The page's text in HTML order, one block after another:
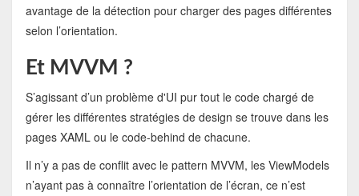
avantage de la détection pour charger des pages différentes
selon l’orientation.
Et MVVM ?
S’agissant d’un problème d'UI pur tout le code chargé de
gérer les différentes stratégies de design se trouve dans les
pages XAML ou le code-behind de chacune.
Il n’y a pas de conflit avec le pattern MVVM, les ViewModels
n’ayant pas à connaître l’orientation de l’écran, ce n’est